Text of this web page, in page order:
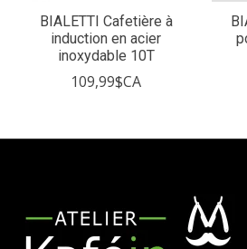
BIALETTI Cafetière à
induction en acier
inoxydable 10T
109,99$CA